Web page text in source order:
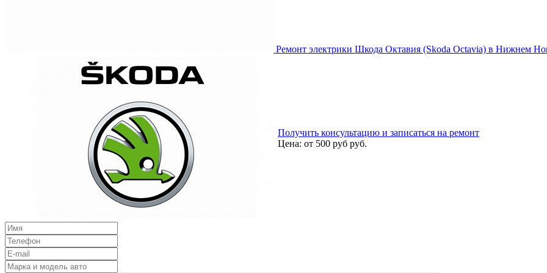
Ремонт электрики Шкода Октавия (Skoda Octavia) в Нижнем
Получить консультацию и записаться на ремонт
Цена: от 500 руб руб.